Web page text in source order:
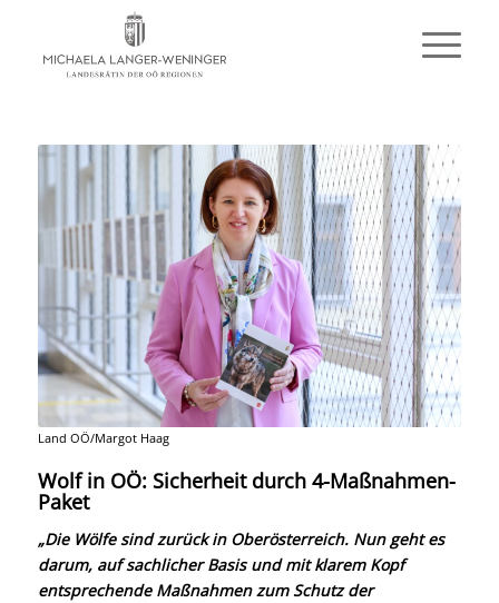
Land OÖ/Margot Haag
Wolf in OÖ: Sicherheit durch 4-Maßnahmen-
Paket
„Die Wölfe sind zurück in Oberösterreich. Nun geht es
darum, auf sachlicher Basis und mit klarem Kopf
entsprechende Maßnahmen zum Schutz der